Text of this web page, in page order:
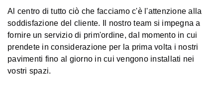
Al centro di tutto ciò che facciamo c'è l'attenzione alla
soddisfazione del cliente. Il nostro team si impegna a
fornire un servizio di prim'ordine, dal momento in cui
prendete in considerazione per la prima volta i nostri
pavimenti fino al giorno in cui vengono installati nei
vostri spazi.